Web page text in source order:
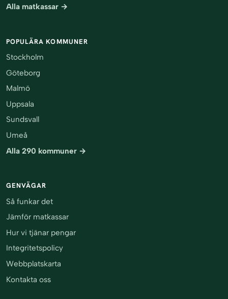
Alla matkassar →
POPULÄRA KOMMUNER
Stockholm
Göteborg
Malmö
Uppsala
Sundsvall
Umeå
Alla 290 kommuner →
GENVÄGAR
Så funkar det
Jämför matkassar
Hur vi tjänar pengar
Integritetspolicy
Webbplatskarta
Kontakta oss